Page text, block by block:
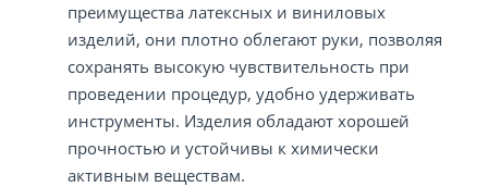
преимущества латексных и виниловых
изделий, они плотно облегают руки, позволяя
сохранять высокую чувствительность при
проведении процедур, удобно удерживать
инструменты. Изделия обладают хорошей
прочностью и устойчивы к химически
активным веществам.